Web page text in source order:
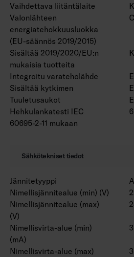
Vaihdettava liitäntälaite
Valonlähteen
energiatehokkuusluokka
(EU-säännös 2019/2015)
C
Sisältää 2019/2020/EU:n
mukaisia tuotteita
Integroitu varateholähde
Sisältää kytkimen
Tuuletusaukot
Hehkulankatesti IEC
60695-2-11 mukaan
Sähkötekniset tiedot
Jännitetyyppi
Nimellisjännitealue (min) (V)
Nimellisjännitealue (max)
(V)
Nimellisvirta-alue (min)
(mA)
Nimellisvirta-alue (max)